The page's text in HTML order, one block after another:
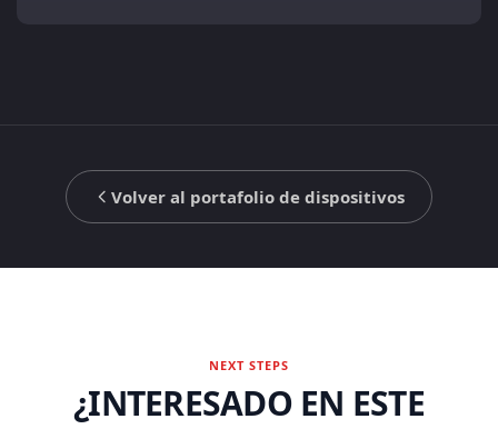
Volver al portafolio de dispositivos
NEXT STEPS
¿INTERESADO EN ESTE